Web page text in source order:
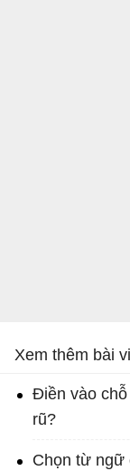
Xem thêm bài
Điền vào
rũ?
Chọn từ